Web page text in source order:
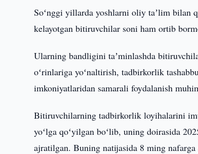
Soʻnggi yillarda yoshlarni oliy taʼlim bilan
kelayotgan bitiruvchilar soni ham ortib
Ularning bandligini taʼminlashda
oʻrinlariga yoʻnaltirish, tadbirkorlik
imkoniyatlaridan samarali foydalanish
Bitiruvchilarning tadbirkorlik loyihalarini
yoʻlga qoʻyilgan boʻlib, uning doirasida
ajratilgan. Buning natijasida 8 ming